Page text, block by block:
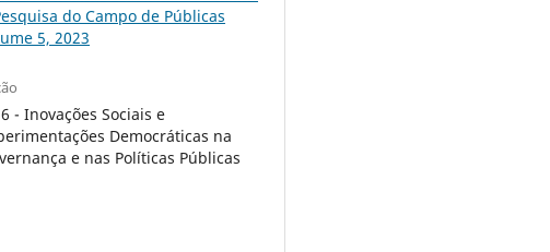
do Campo de Públicas
5, 2023
- Inovações Sociais e
Democráticas na
e nas Políticas Públicas